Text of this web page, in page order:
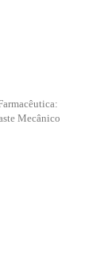
Mecânico